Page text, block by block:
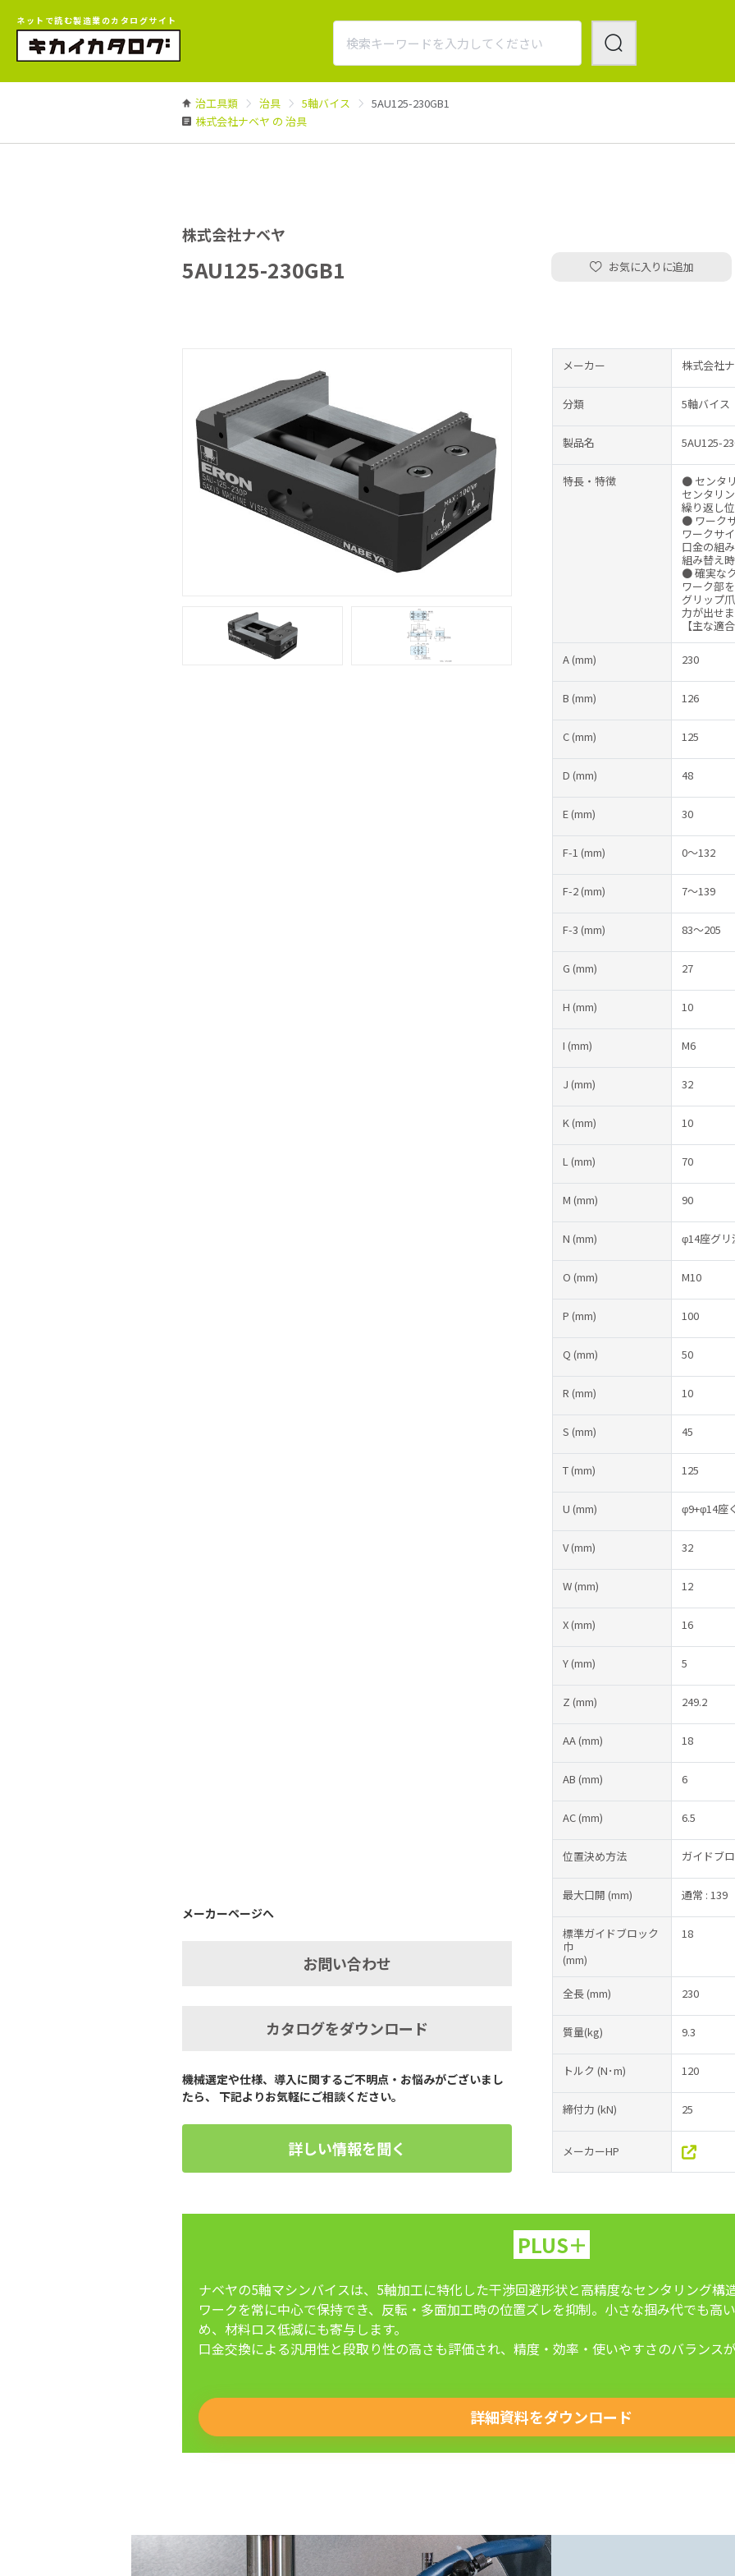
ネットで読む製造業のカタログサイト
治工具類 治具 5軸バイス
5AU125-230GB1
株式会社ナベヤ の 治具
株式会社ナベヤ
5AU125-230GB1 お気に入りに追加
メーカーページへ
お問い合わせ
カタログをダウンロード
機械選定や仕様、導入に関するご不明点・お悩みがございまし
たら、 下記よりお気軽にご相談ください。
詳しい情報を聞く
メーカー 株式会社
分類 5軸バイス
製品名 5AU125-
特長・特徴
● センタ
センタリ
繰り返し
● ワーク
ワークサ
口金の組
組み替え
● 確実な
ワーク部
グリップ
力が出せ
【主な適
A(mm) 230
B (mm) 126
C(mm) 125
D (mm) 48
E(mm) 30
F-1 (mm) 0～132
F-2(mm) 7～139
F-3 (mm) 83～205
G (mm) 27
H (mm) 10
I (mm) M6
J (mm) 32
K (mm) 10
L (mm) 70
M (mm) 90
N (mm) φ14座グリ
O (mm) M10
P (mm) 100
Q (mm) 50
R (mm) 10
S (mm) 45
T(mm) 125
U (mm) φ9+φ14座
V(mm) 32
W(mm) 12
X(mm) 16
Y(mm) 5
Z (mm) 249.2
AA(mm) 18
AB (mm) 6
AC(mm) 6.5
位置決め方法 ガイドブ
最大口開 (mm) 通常 : 139
標準ガイドブロック
巾
(mm)
18
全長(mm) 230
質量(kg) 9.3
トルク (N･m) 120
締付力 (kN) 25
メーカーHP
PLUS＋
ナベヤの5軸マシンバイスは、5軸加工に特化した干渉回避形状と高精度なセンタリング構
ワークを常に中心で保持でき、反転・多面加工時の位置ズレを抑制。小さな掴み代でも高
め、材料ロス低減にも寄与します。
口金交換による汎用性と段取り性の高さも評価され、精度・効率・使いやすさのバランス
詳細資料をダウンロード